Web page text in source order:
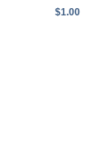
$1.00